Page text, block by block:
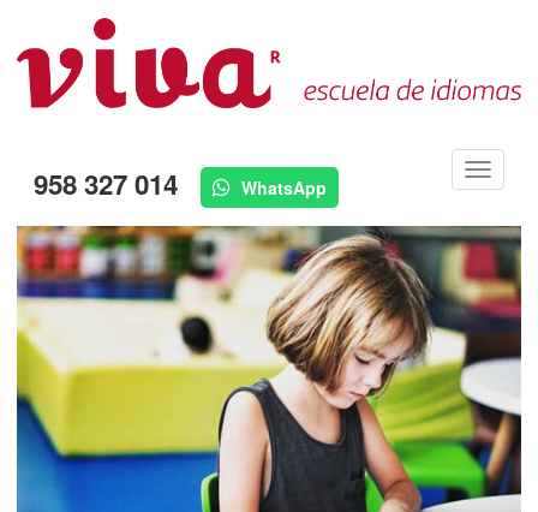
958 327 014 WhatsApp
Menú